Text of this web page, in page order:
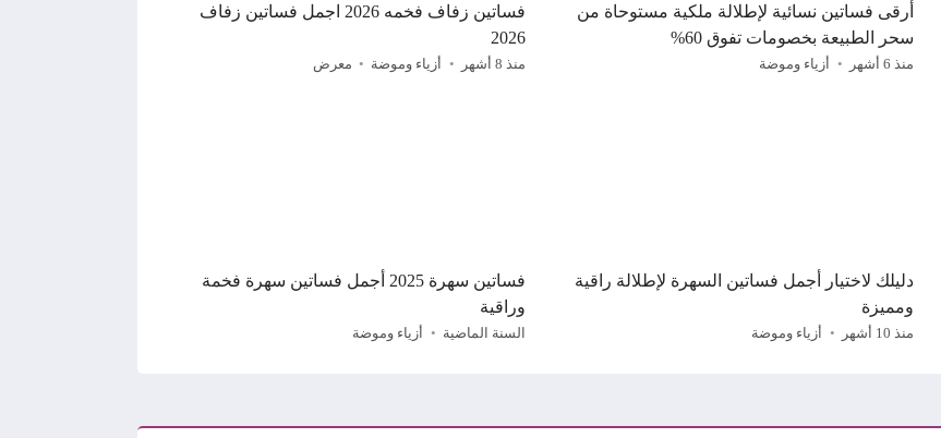
أرقى فساتين نسائية لإطلالة ملكية مستوحاة من
سحر الطبيعة بخصومات تفوق 60%
منذ 6 أشهر أزياء وموضة
فساتين زفاف فخمه 2026 اجمل فساتين زفاف
2026
منذ 8 أشهر أزياء وموضة معرض
دليلك لاختيار أجمل فساتين السهرة لإطلالة راقية
ومميزة
منذ 10 أشهر أزياء وموضة
فساتين سهرة 2025 أجمل فساتين سهرة فخمة
وراقية
السنة الماضية أزياء وموضة